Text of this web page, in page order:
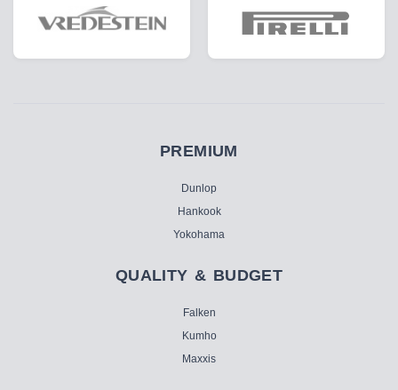
PREMIUM
Dunlop
Hankook
Yokohama
QUALITY & BUDGET
Falken
Kumho
Maxxis